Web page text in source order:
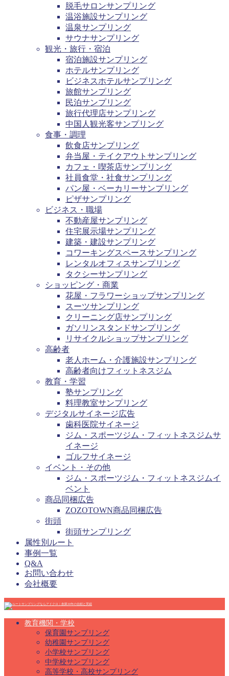
脱毛サロンサンプリング
温浴施設サンプリング
温泉サンプリング
サウナサンプリング
観光・旅行・宿泊
宿泊施設サンプリング
ホテルサンプリング
ビジネスホテルサンプリング
旅館サンプリング
民泊サンプリング
旅行代理店サンプリング
中国人観光客サンプリング
食事・調理
飲食店サンプリング
弁当屋・テイクアウトサンプリング
カフェ・喫茶店サンプリング
社員食堂・社食サンプリング
パン屋・ベーカリーサンプリング
ピザサンプリング
ビジネス・職場
不動産屋サンプリング
住宅展示場サンプリング
建築・建設サンプリング
コワーキングスペースサンプリング
レンタルオフィスサンプリング
タクシーサンプリング
ショッピング・商業
花屋・フラワーショップサンプリング
スーツサンプリング
クリーニング店サンプリング
ガソリンスタンドサンプリング
リサイクルショップサンプリング
高齢者
老人ホーム・介護施設サンプリング
高齢者向けフィットネスジム
教育・学習
塾サンプリング
料理教室サンプリング
デジタルサイネージ広告
歯科医院サイネージ
ジム・スポーツジム・フィットネスジムサ
イネージ
ゴルフサイネージ
イベント・その他
ジム・スポーツジム・フィットネスジムイ
ベント
商品同梱広告
ZOZOTOWN商品同梱広告
街頭
街頭サンプリング
属性別ルート
事例一覧
Q&A
お問い合わせ
会社概要
教育機関・学校
保育園サンプリング
幼稚園サンプリング
小学校サンプリング
中学校サンプリング
高等学校・高校サンプリング